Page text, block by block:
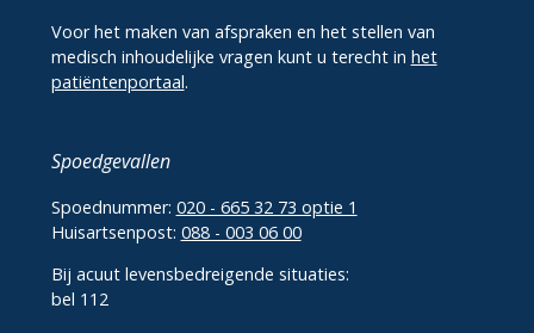
Voor het maken van afspraken en het stellen van
medisch inhoudelijke vragen kunt u terecht in het
patiëntenportaal.
Spoedgevallen
Spoednummer: 020 - 665 32 73 optie 1
Huisartsenpost: 088 - 003 06 00
Bij acuut levensbedreigende situaties:
bel 112